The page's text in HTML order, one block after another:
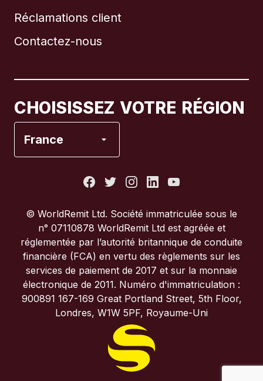
Réclamations client
Contactez-nous
CHOISISSEZ VOTRE RÉGION
France
Brésil
Italie
Portugal
Royaume-Uni
© WorldRemit Ltd. Société immatriculée sous le
n° 07110878 WorldRemit Ltd est agréée et
réglementée par l’autorité britannique de conduite
financière (FCA) en vertu des règlements sur les
services de paiement de 2017 et sur la monnaie
électronique de 2011. Numéro d'immatriculation :
900891 167-169 Great Portland Street, 5th Floor,
Londres, W1W 5PF, Royaume-Uni